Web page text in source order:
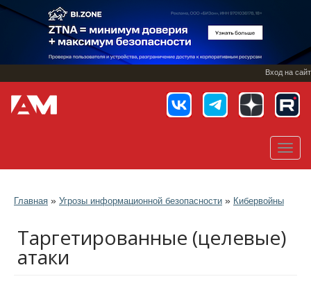
Перейти
основному
Вход на сайт
Главная » Угрозы информационной безопасности » Кибервойны
Таргетированные (целевые)
атаки